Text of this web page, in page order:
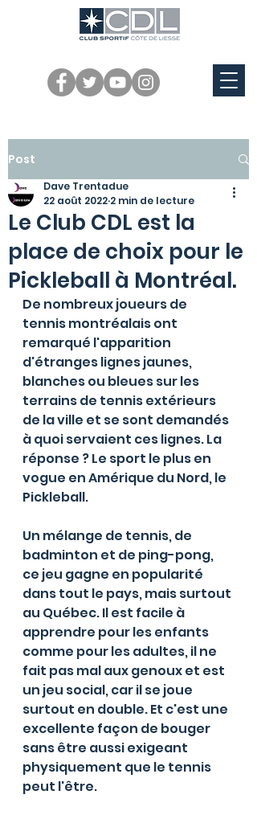
Post
Le Club CDL est la
place de choix pour le
Pickleball à Montréal.
Dave Trentadue
22 août 2022 2 min de lecture
De nombreux joueurs de
tennis montréalais ont
remarqué l'apparition
d'étranges lignes jaunes,
blanches ou bleues sur les
terrains de tennis extérieurs
de la ville et se sont demandés
à quoi servaient ces lignes. La
réponse ? Le sport le plus en
vogue en Amérique du Nord, le
Pickleball.
Un mélange de tennis, de
badminton et de ping-pong,
ce jeu gagne en popularité
dans tout le pays, mais surtout
au Québec. Il est facile à
apprendre pour les enfants
comme pour les adultes, il ne
fait pas mal aux genoux et est
un jeu social, car il se joue
surtout en double. Et c'est une
excellente façon de bouger
sans être aussi exigeant
physiquement que le tennis
peut l'être.